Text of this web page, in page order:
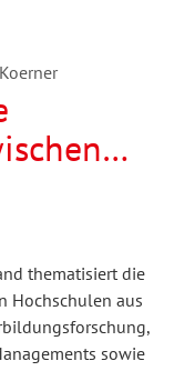
thematisiert die
Hochschulen aus
sowie